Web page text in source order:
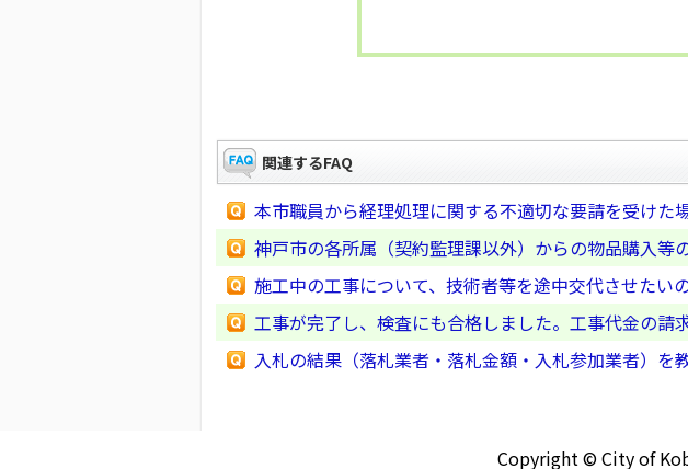
関連するFAQ
本市職員から経理処理に関する不適切な要請を受けた
神戸市の各所属（契約監理課以外）からの物品購入等
施工中の工事について、技術者等を途中交代させたい
工事が完了し、検査にも合格しました。工事代金の請
入札の結果（落札業者・落札金額・入札参加業者）を
Copyright © City of